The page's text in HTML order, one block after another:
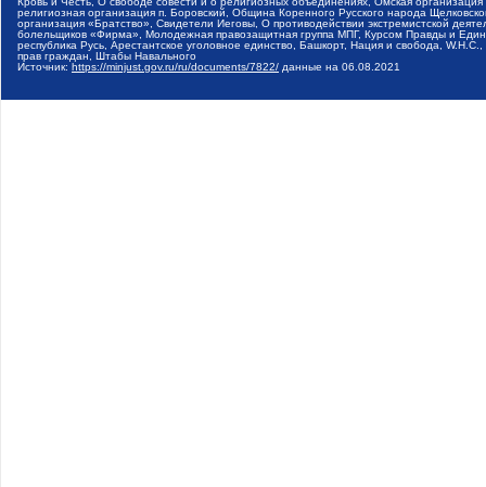
религиозная организация п. Боровский, Община Коренного Русского народа
организация «Братство», Свидетели Иеговы, О противодействии экстремистской
болельщиков «Фирма», Молодежная правозащитная группа МПГ, Курсом Правды и
республика Русь, Арестантское уголовное единство, Башкорт, Нация и свобода,
прав граждан, Штабы Навального
Источник: https://minjust.gov.ru/ru/documents/7822/ данные на 06.08.2021